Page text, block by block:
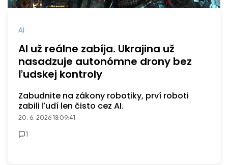
AI
AI už reálne zabíja. Ukrajina už
nasadzuje autonómne drony bez
ľudskej kontroly
Zabudnite na zákony robotiky, prví roboti
zabili ľudí len čisto cez AI.
20. 6. 2026 18:09:41
1